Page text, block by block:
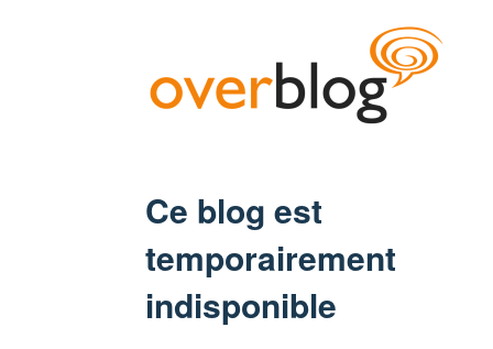
Ce blog est
temporairement
indisponible